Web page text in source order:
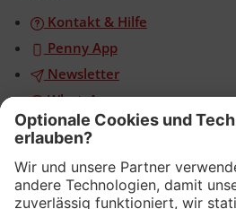
Kontakt & Hilfe
Penny App
Newsletter
WhatsApp
App